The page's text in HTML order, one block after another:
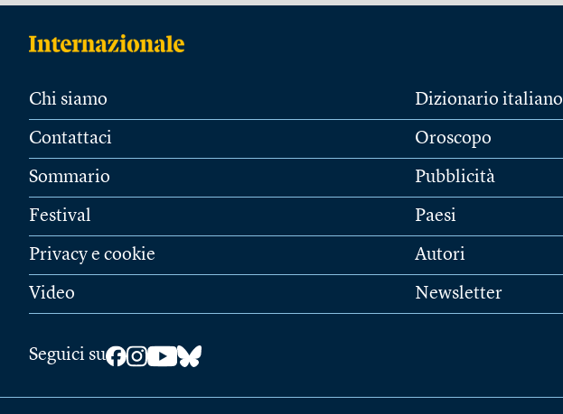
Chi siamo
Contattaci
Sommario
Festival
Privacy e cookie
Video
Dizionario italiano
Oroscopo
Pubblicità
Paesi
Autori
Newsletter
Seguici su